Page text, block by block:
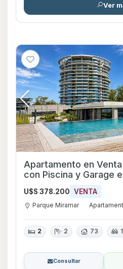
Ver
Apartamento en
con Piscina y Garage
U$S 378.200 VENTA
Parque Miramar
2 2 73
Consultar